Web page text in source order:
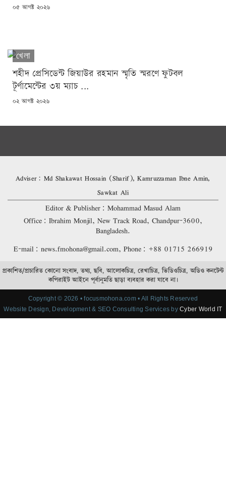
POSTED
০৫ আগষ্ট ২০২৬
খেলা
শহীদ প্রেসিডেন্ট জিয়াউর রহমান স্মৃতি স্মরণে ফুটবল
টূর্ণামেন্টের ৩য় ম্যাচ ...
POSTED
০২ আগষ্ট ২০২৬
Adviser: Md Shakawat Hossain (Sharif), Kamruzzaman Ibne Amin,
Sawkat Ali
Editor & Publisher: Mohammad Masud Alam
Office: Ibrahim Monjil, New Track Road, Chandpur-3600,
Bangladesh.
E-mail: news.fmohona@gmail.com, Phone: +88 01715 266919
প্রকাশিত/প্রচারিত কোনো সংবাদ, তথ্য, ছবি, আলোকচিত্র, রেখাচিত্র, ভিডিওচিত্র, অডিও কনটেন্ট
কপিরাইট আইনে পূর্বানুমতি ছাড়া ব্যবহার করা যাবে না।
Copyright © 2026 • focusmohona.com • All Rights Reserved
Website Design, Development & SEO Consulting Services byCyber World IT